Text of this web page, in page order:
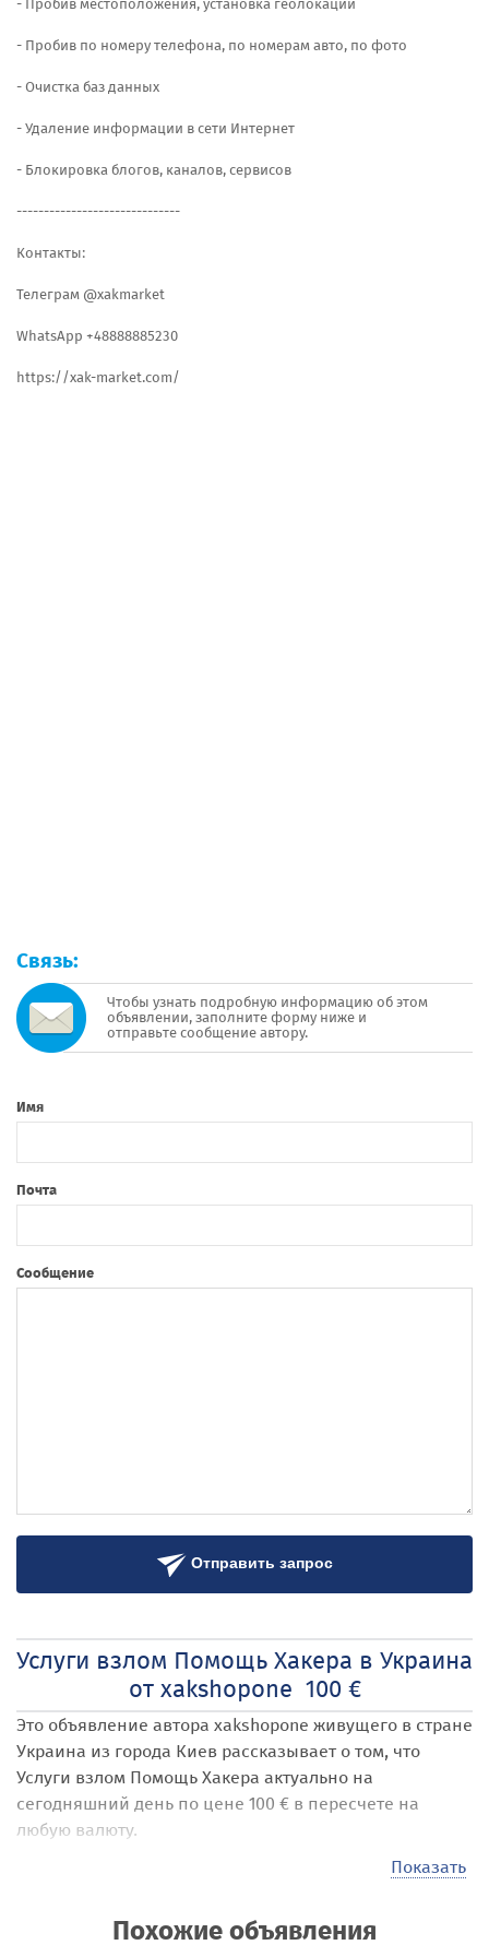
- Пробив местоположения, установка геолокации
- Пробив по номеру телефона, по номерам авто, по фото
- Очистка баз данных
- Удаление информации в сети Интернет
- Блокировка блогов, каналов, сервисов
------------------------------
Контакты:
Телеграм @xakmarket
WhatsApp +48888885230
https://xak-market.com/
Связь:
Чтобы узнать подробную информацию об этом
объявлении, заполните форму ниже и
отправьте сообщение автору.
Имя
Почта
Сообщение
Отправить запрос
Услуги взлом Помощь Хакера в Украина
от xakshopone 100 €
Это объявление автора xakshopone живущего в стране
Украина из города Киев рассказывает о том, что
Услуги взлом Помощь Хакера актуально на
сегодняшний день по цене 100 € в пересчете на
любую валюту.
Наши посетители могут размещать на сайте самые
Помощь Хакера
. Стоимость своих услуг, товаров,
предложений они выставляют самостоятельно,
Показать
Похожие объявления